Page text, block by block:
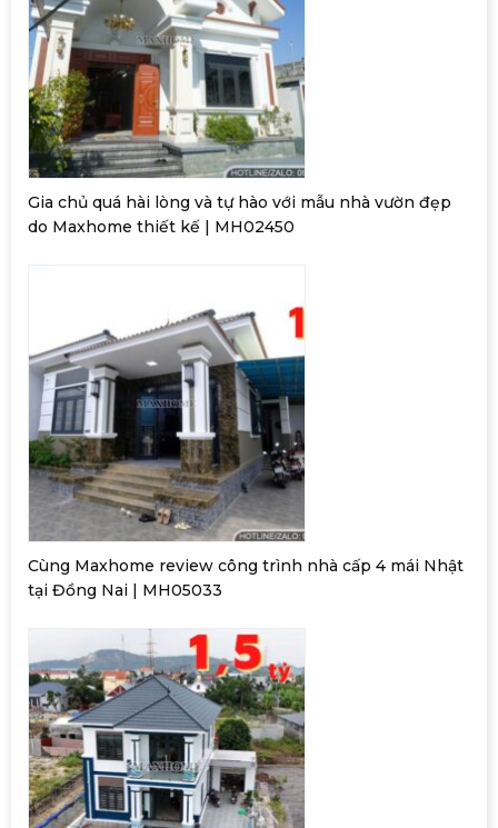
Gia chủ quá hài lòng và tự hào với mẫu nhà vườn đẹp
do Maxhome thiết kế | MH02450
Cùng Maxhome review công trình nhà cấp 4 mái Nhật
tại Đồng Nai | MH05033